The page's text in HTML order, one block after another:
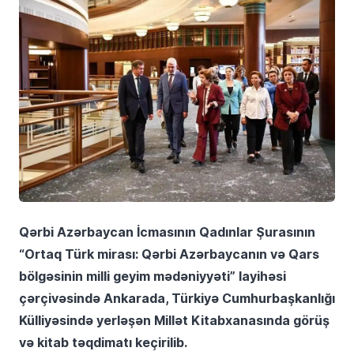
Qərbi Azərbaycan İcmasının Qadınlar Şurasının
“Ortaq Türk mirası: Qərbi Azərbaycanın və Qars
bölgəsinin milli geyim mədəniyyəti” layihəsi
çərçivəsində Ankarada, Türkiyə Cumhurbaşkanlığı
Külliyəsində yerləşən Millət Kitabxanasında görüş
və kitab təqdimatı keçirilib.